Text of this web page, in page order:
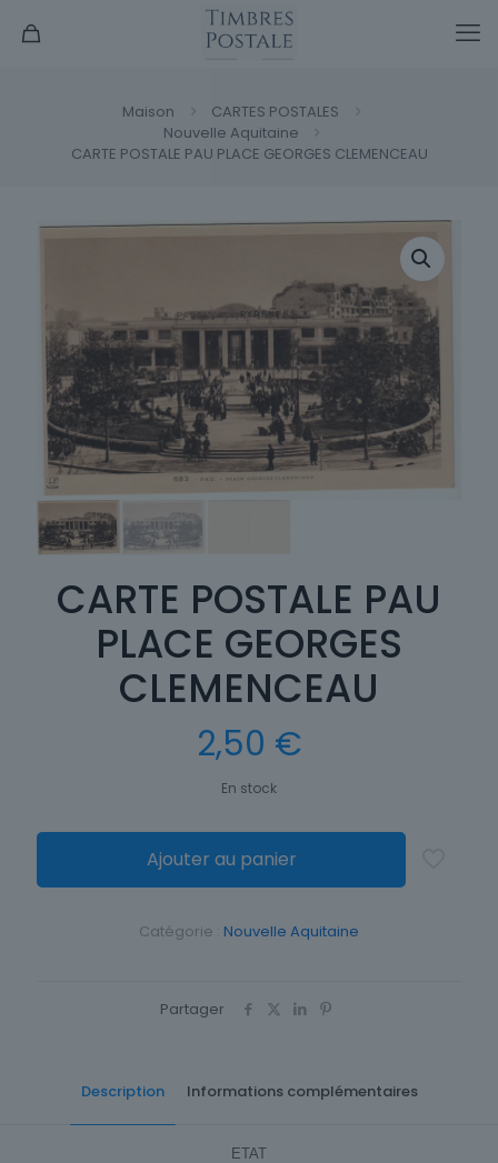
Maison
CARTES POSTALES
Nouvelle Aquitaine
CARTE POSTALE PAU PLACE GEORGES CLEMENCEAU
CARTE POSTALE PAU
PLACE GEORGES
CLEMENCEAU
2,50 €
En stock
Ajouter au panier
Catégorie : Nouvelle Aquitaine
Partager
Description Informations complémentaires
ETAT